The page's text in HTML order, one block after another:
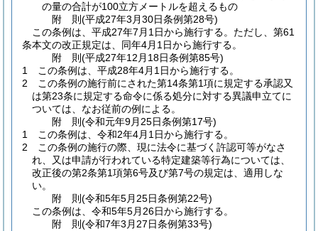
の量の合計が100立方メートルを超えるもの
附 則(平成27年3月30日条例第28号)
この条例は、平成27年7月1日から施行する。 ただし、第61
条本文の改正規定は、同年4月1日から施行する。
附 則(平成27年12月18日条例第85号)
1
この条例は、平成28年4月1日から施行する。
2
この条例の施行前にされた第14条第1項に規定する承認又
は第23条に規定する命令に係る処分に対する異議申立てに
ついては、なお従前の例による。
附 則(令和元年9月25日条例第17号)
1
この条例は、令和2年4月1日から施行する。
2
この条例の施行の際、現に法令に基づく許認可等がなさ
れ、又は申請が行われている特定建築等行為については、
改正後の第2条第1項第6号及び第7号の規定は、適用しな
い。
附 則(令和5年5月25日条例第22号)
この条例は、令和5年5月26日から施行する。
附 則(令和7年3月27日条例第33号)